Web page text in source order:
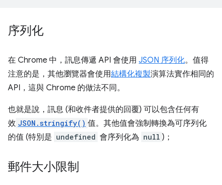
序列化
在 Chrome 中，訊息傳遞 API 會使用 JSON 序列化。值得
注意的是，其他瀏覽器會使用結構化複製演算法實作相同的
API，這與 Chrome 的做法不同。
也就是說，訊息 (和收件者提供的回覆) 可以包含任何有
效 JSON.stringify() 值。其他值會強制轉換為可序列化
的值 (特別是 undefined 會序列化為 null )；
郵件大小限制